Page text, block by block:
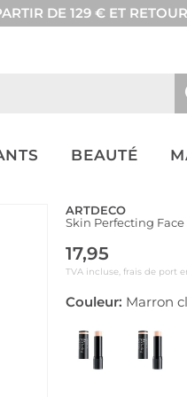
DE 129 € ET
BEAUTÉ
ARTDECO
Skin Perfecting Face
17,95
TVA incluse, frais de port
Couleur: Marron